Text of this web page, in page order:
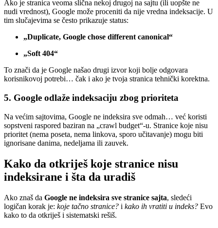
Ako je stranica veoma slična nekoj drugoj na sajtu (ili uopšte ne
nudi vrednost), Google može proceniti da nije vredna indeksacije. U
tim slučajevima se često prikazuje status:
„Duplicate, Google chose different canonical“
„Soft 404“
To znači da je Google našao drugi izvor koji bolje odgovara
korisnikovoj potrebi… čak i ako je tvoja stranica tehnički korektna.
5. Google odlaže indeksaciju zbog prioriteta
Na većim sajtovima, Google ne indeksira sve odmah… već koristi
sopstveni raspored baziran na „crawl budget“-u. Stranice koje nisu
prioritet (nema poseta, nema linkova, sporo učitavanje) mogu biti
ignorisane danima, nedeljama ili zauvek.
Kako da otkriješ koje stranice nisu
indeksirane i šta da uradiš
Ako znaš da Google ne indeksira sve stranice sajta, sledeći
logičan korak je: koje tačno stranice? i kako ih vratiti u indeks? Evo
kako to da otkriješ i sistematski rešiš.